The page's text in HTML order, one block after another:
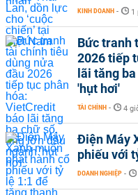
KINH DOANH - 1
Bức tranh
2026 tiếp
lãi tăng
'hụt hơi'
TÀI CHÍNH - 4
Điện Máy
phiếu với
DOANH NGHIỆP -